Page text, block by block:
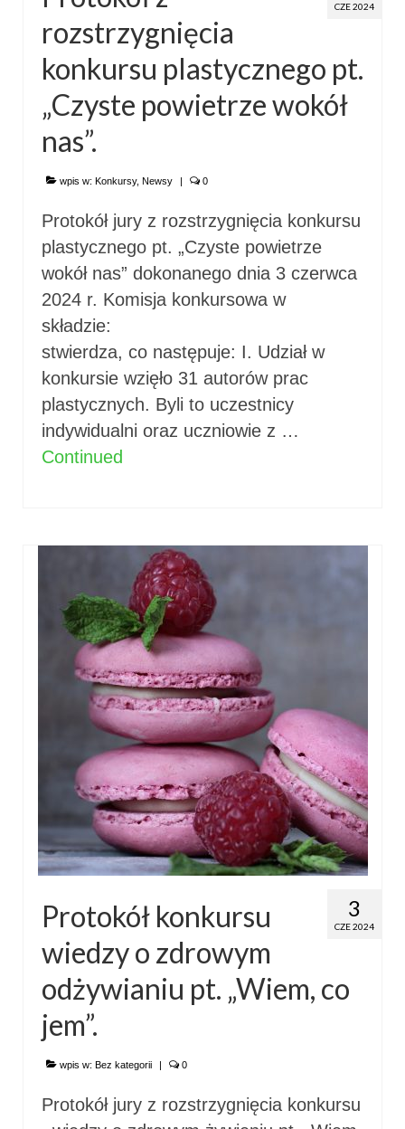
CZE 2024
rozstrzygnięcia
konkursu plastycznego pt.
„Czyste powietrze wokół
nas”.
wpis w: Konkursy, Newsy | 0
Protokół jury z rozstrzygnięcia konkursu
plastycznego pt. „Czyste powietrze
wokół nas” dokonanego dnia 3 czerwca
2024 r. Komisja konkursowa w
stwierdza, co następuje: I. Udział w
konkursie wzięło 31 autorów prac
plastycznych. Byli to uczestnicy
indywidualni oraz uczniowie z …
Continued
3
CZE 2024
Protokół konkursu
wiedzy o zdrowym
odżywianiu pt. „Wiem, co
jem”.
wpis w: Bez kategorii | 0
Protokół jury z rozstrzygnięcia konkursu